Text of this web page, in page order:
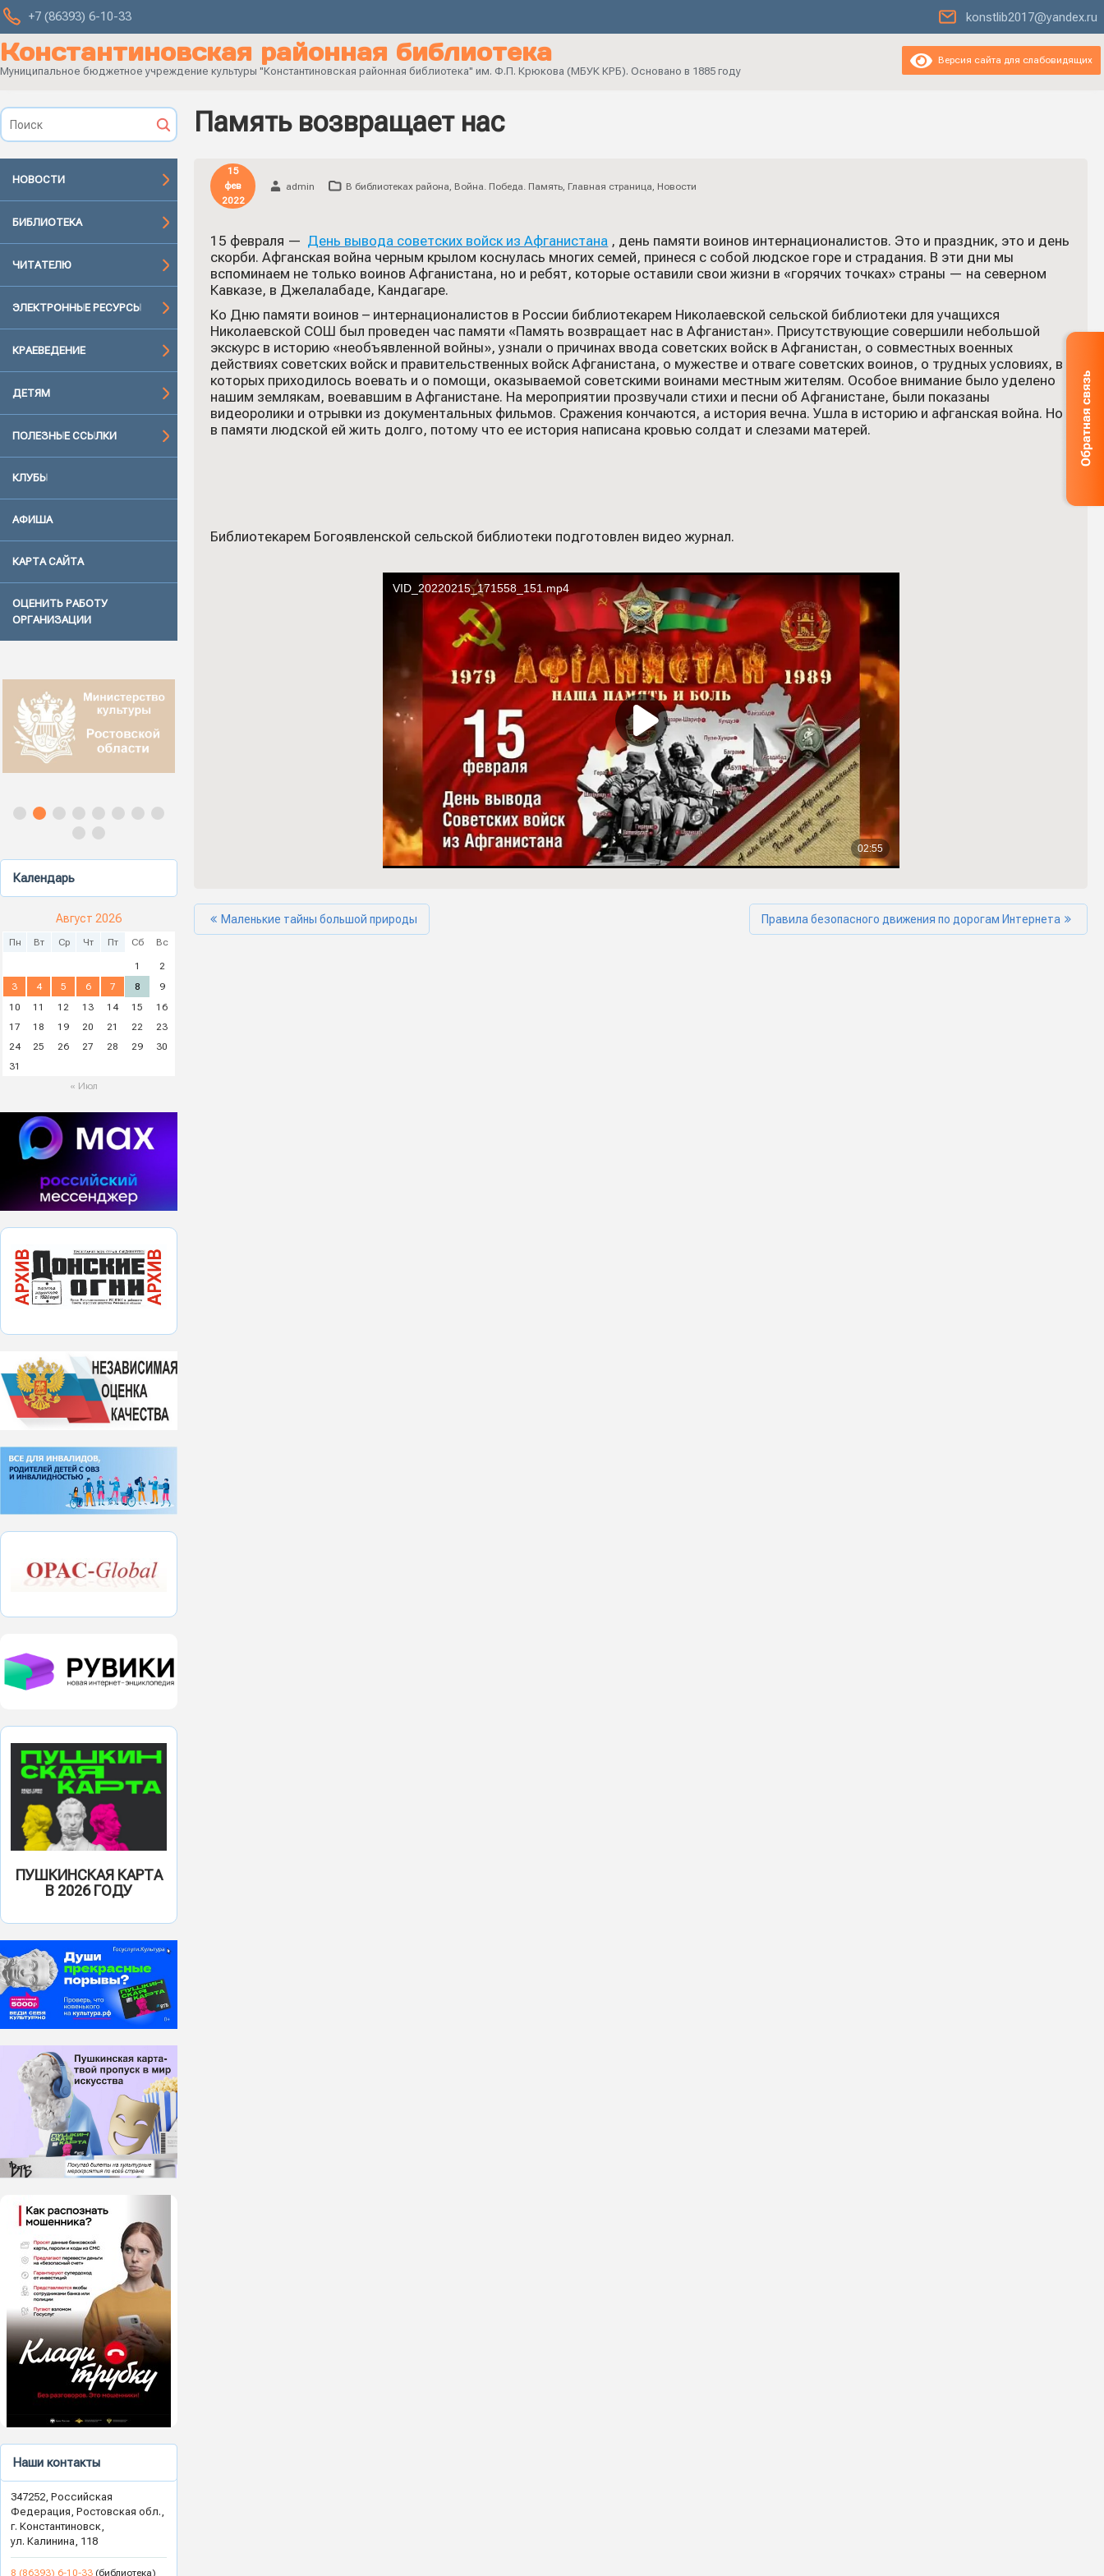
+7 (86393) 6-10-33 konstlib2017@yandex.ru
Константиновская районная библиотека
Муниципальное бюджетное учреждение культуры "Константиновская районная библиотека" им. Ф.П. Крюкова (МБУК КРБ). Основано в 1885 году
Версия сайта для слабовидящих
НОВОСТИ
БИБЛИОТЕКА
ЧИТАТЕЛЮ
ЭЛЕКТРОННЫЕ РЕСУРСЫ
КРАЕВЕДЕНИЕ
ДЕТЯМ
ПОЛЕЗНЫЕ ССЫЛКИ
КЛУБЫ
АФИША
КАРТА САЙТА
ОЦЕНИТЬ РАБОТУ
ОРГАНИЗАЦИИ
Календарь
Август 2026
Пн Вт Ср Чт Пт Сб Вс
1
2
3
4 5 6 7 8
9
10
11 12 13 14 15
16
17
18 19 20 21 22
23
24
25 26 27 28 29
30
31
« Июл
ПУШКИНСКАЯ КАРТА
В 2026 ГОДУ
Наши контакты
347252, Российская
Федерация, Ростовская обл.,
г. Константиновск,
ул. Калинина, 118
8 (86393) 6-10-33 (библиотека)
Память возвращает нас
15
фев
2022
admin В библиотеках района, Война. Победа. Память, Главная страница, Новости
15 февраля — День вывода советских войск из Афганистана , день памяти воинов интернационалистов. Это и праздник, это и день
скорби. Афганская война черным крылом коснулась многих семей, принеся с собой людское горе и страдания. В эти дни мы
вспоминаем не только воинов Афганистана, но и ребят, которые оставили свои жизни в «горячих точках» страны — на северном
Кавказе, в Джелалабаде, Кандагаре.
Ко Дню памяти воинов – интернационалистов в России библиотекарем Николаевской сельской библиотеки для учащихся
Николаевской СОШ был проведен час памяти «Память возвращает нас в Афганистан». Присутствующие совершили небольшой
экскурс в историю «необъявленной войны», узнали о причинах ввода советских войск в Афганистан, о совместных военных
действиях советских войск и правительственных войск Афганистана, о мужестве и отваге советских воинов, о трудных условиях, в
которых приходилось воевать и о помощи, оказываемой советскими воинами местным жителям. Особое внимание было уделено
нашим землякам, воевавшим в Афганистане. На мероприятии прозвучали стихи и песни об Афганистане, были показаны
видеоролики и отрывки из документальных фильмов. Сражения кончаются, а история вечна. Ушла в историю и афганская война. Но
в памяти людской ей жить долго, потому что ее история написана кровью солдат и слезами матерей.
Библиотекарем Богоявленской сельской библиотеки подготовлен видео журнал.
Маленькие тайны большой природы Правила безопасного движения по дорогам Интернета